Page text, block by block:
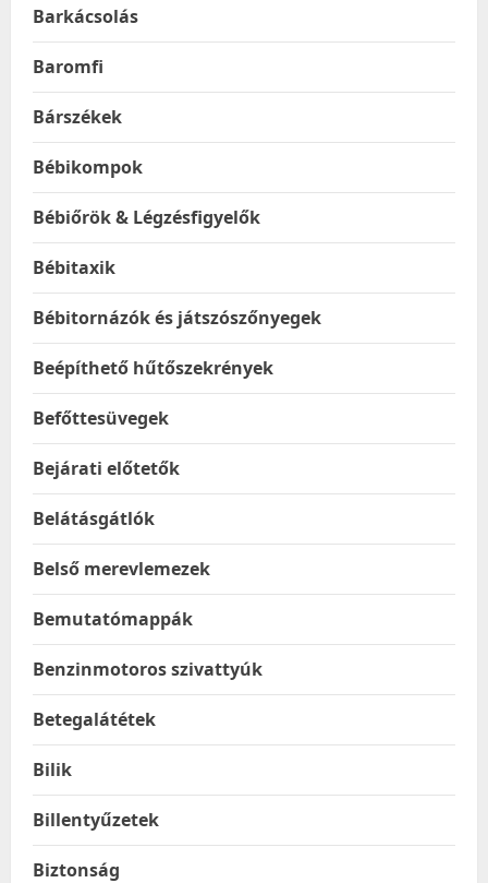
Barkácsolás
Baromfi
Bárszékek
Bébikompok
Bébiőrök & Légzésfigyelők
Bébitaxik
Bébitornázók és játszószőnyegek
Beépíthető hűtőszekrények
Befőttesüvegek
Bejárati előtetők
Belátásgátlók
Belső merevlemezek
Bemutatómappák
Benzinmotoros szivattyúk
Betegalátétek
Bilik
Billentyűzetek
Biztonság